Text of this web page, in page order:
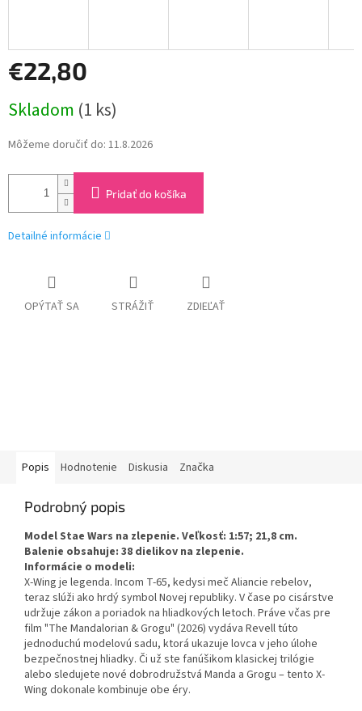
€22,80
cena:
Skladom (1 ks)
Môžeme doručiť do: 11.8.2026
Pridať do košíka
Detailné informácie
OPÝTAŤ SA STRÁŽIŤ ZDIEĽAŤ
Popis Hodnotenie Diskusia Značka
Podrobný popis
Model Stae Wars na zlepenie. Veľkosť: 1:57; 21,8 cm.
Balenie obsahuje: 38 dielikov na zlepenie.
Informácie o modeli:
X-Wing je legenda. Incom T-65, kedysi meč Aliancie rebelov,
teraz slúži ako hrdý symbol Novej republiky. V čase po cisárstve
udržuje zákon a poriadok na hliadkových letoch. Práve včas pre
film "The Mandalorian & Grogu" (2026) vydáva Revell túto
jednoduchú modelovú sadu, ktorá ukazuje lovca v jeho úlohe
bezpečnostnej hliadky. Či už ste fanúšikom klasickej trilógie
alebo sledujete nové dobrodružstvá Manda a Grogu – tento X-
Wing dokonale kombinuje obe éry.